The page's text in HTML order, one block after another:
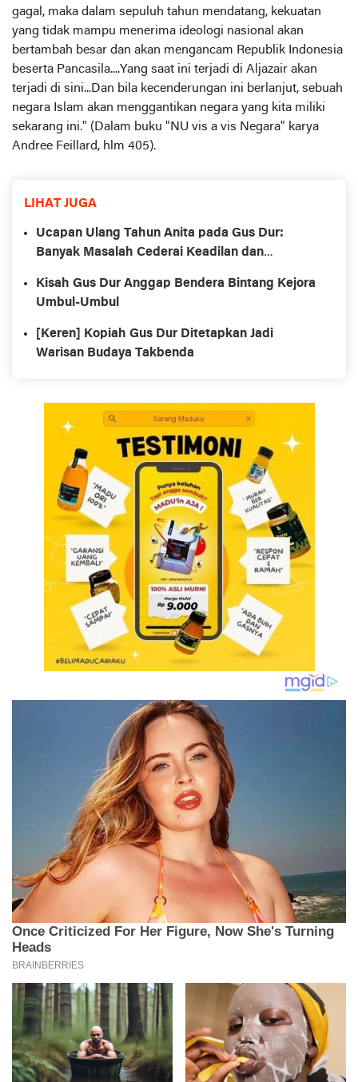
gagal, maka dalam sepuluh tahun mendatang, kekuatan
yang tidak mampu menerima ideologi nasional akan
bertambah besar dan akan mengancam Republik Indonesia
beserta Pancasila....Yang saat ini terjadi di Aljazair akan
terjadi di sini...Dan bila kecenderungan ini berlanjut, sebuah
negara Islam akan menggantikan negara yang kita miliki
sekarang ini." (Dalam buku "NU vis a vis Negara" karya
Andree Feillard, hlm 405).
LIHAT JUGA
Ucapan Ulang Tahun Anita pada Gus Dur:
Banyak Masalah Cederai Keadilan dan
Kisah Gus Dur Anggap Bendera Bintang Kejora
Umbul-Umbul
[Keren] Kopiah Gus Dur Ditetapkan Jadi
Warisan Budaya Takbenda